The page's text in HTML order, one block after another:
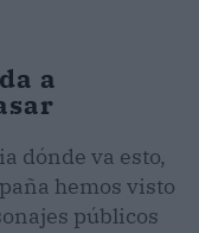
a
dónde va esto,
hemos visto
públicos